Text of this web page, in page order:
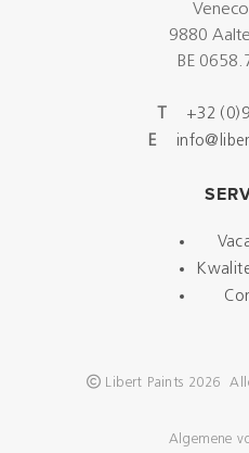
9880
BE
+32
E
Libert Paints 2026
Algemene